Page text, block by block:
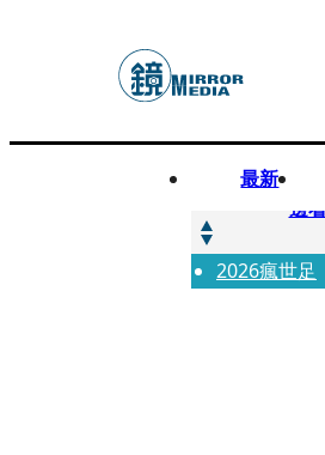
最新
快訊
邊
快訊
代
2026瘋世足